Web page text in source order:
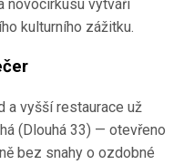
novocirkusu vytváří
kulturního zážitku.
a vyšší restaurace už
(Dlouhá 33) — otevřeno
bez snahy o ozdobné